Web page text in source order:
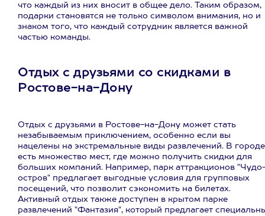
что каждый из них вносит в общее дело. Таким образом,
подарки становятся не только символом внимания, но и
знаком того, что каждый сотрудник является важной
частью команды.
Отдых с друзьями со скидками в
Ростове-на-Дону
Отдых с друзьями в Ростове-на-Дону может стать
незабываемым приключением, особенно если вы
нацелены на экстремальные виды развлечений. В городе
есть множество мест, где можно получить скидки для
больших компаний. Например, парк аттракционов
остров" предлагает выгодные условия для групповых
посещений, что позволит сэкономить на билетах.
Активный отдых также доступен в крытом парке
развлечений "Фантазия", который предлагает